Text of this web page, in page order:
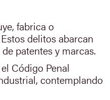
fabrica o
delitos abarcan
patentes y marcas.
Código Penal
contemplando